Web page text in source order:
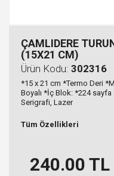
ÇAMLIDERE
(15X21 CM)
Ürün Kodu: 302316
*15 x 21 cm *Termo Deri
Boyalı *İç Blok: *224 sayfa
Serigrafi, Lazer
Tüm Özellikleri
240.00 TL